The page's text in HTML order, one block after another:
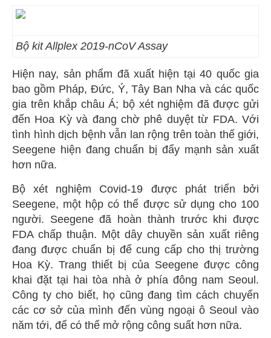
Bộ kit Allplex 2019-nCoV Assay
Hiện nay, sản phẩm đã xuất hiện tại 40 quốc gia
bao gồm Pháp, Đức, Ý, Tây Ban Nha và các quốc
gia trên khắp châu Á; bộ xét nghiệm đã được gửi
đến Hoa Kỳ và đang chờ phê duyệt từ FDA. Với
tình hình dịch bệnh vẫn lan rộng trên toàn thế giới,
Seegene hiện đang chuẩn bị đẩy mạnh sản xuất
hơn nữa.
Bộ xét nghiệm Covid-19 được phát triển bởi
Seegene, một hộp có thể được sử dụng cho 100
người. Seegene đã hoàn thành trước khi được
FDA chấp thuận. Một dây chuyền sản xuất riêng
đang được chuẩn bị để cung cấp cho thị trường
Hoa Kỳ. Trang thiết bị của Seegene được công
khai đặt tại hai tòa nhà ở phía đông nam Seoul.
Công ty cho biết, họ cũng đang tìm cách chuyển
các cơ sở của mình đến vùng ngoại ô Seoul vào
năm tới, để có thể mở rộng công suất hơn nữa.